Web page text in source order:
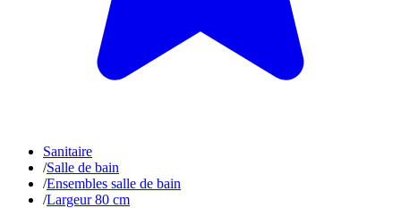
Sanitaire
/Salle de bain
/Ensembles salle de bain
/Largeur 80 cm